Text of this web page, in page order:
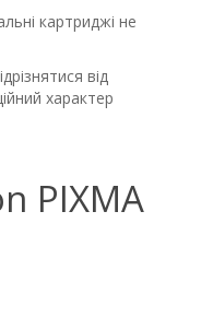
картриджі не
від
характер
PIXMA